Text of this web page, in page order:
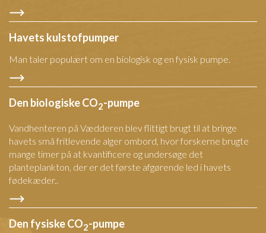
Havets kulstofpumper
Man taler populært om en biologisk og en fysisk pumpe.
Den biologiske CO2-pumpe
Vandhenteren på Vædderen blev flittigt brugt til at bringe
havets små fritlevende alger ombord, hvor forskerne brugte
mange timer på at kvantificere og undersøge det
planteplankton, der er det første afgørende led i havets
fødekæder..
Den fysiske CO2-pumpe